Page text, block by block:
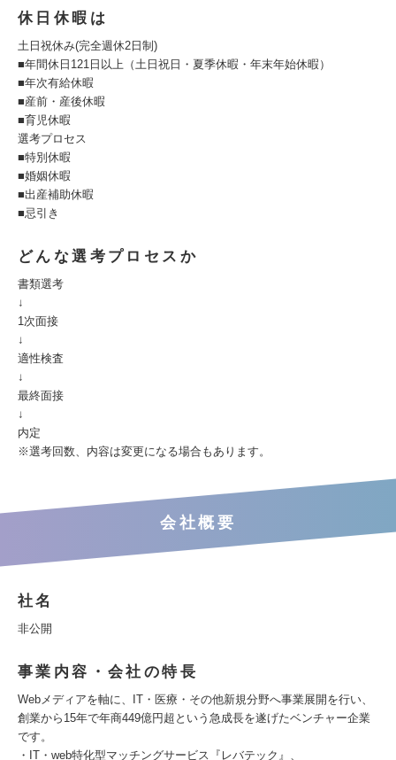
休日休暇は
土日祝休み(完全週休2日制)
■年間休日121日以上（土日祝日・夏季休暇・年末年始休暇）
■年次有給休暇
■産前・産後休暇
■育児休暇
選考プロセス
■特別休暇
■婚姻休暇
■出産補助休暇
■忌引き
どんな選考プロセスか
書類選考
↓
1次面接
↓
適性検査
↓
最終面接
↓
内定
※選考回数、内容は変更になる場合もあります。
会社概要
社名
非公開
事業内容・会社の特長
Webメディアを軸に、IT・医療・その他新規分野へ事業展開を行い、
創業から15年で年商449億円超という急成長を遂げたベンチャー企業
です。
・IT・web特化型マッチングサービス『レバテック』、